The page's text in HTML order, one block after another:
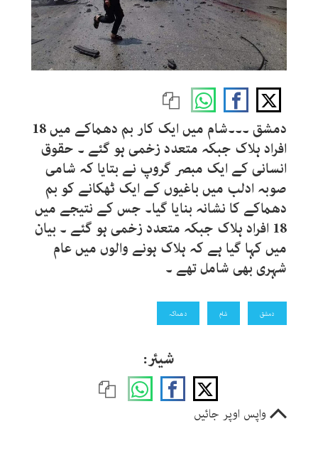
دمشق ۔۔۔شام میں ایک کار بم دھماکے میں 18
افراد ہلاک جبکہ متعدد زخمی ہو گئے ۔ حقوق
انسانی کے ایک مبصر گروپ نے بتایا کہ شامی
صوبہ ادلب میں باغیوں کے ایک ٹھکانے کو بم
دھماکے کا نشانہ بنایا گیا۔ جس کے نتیجے میں
18 افراد ہلاک جبکہ متعدد زخمی ہو گئے ۔ بیان
میں کہا گیا ہے کہ ہلاک ہونے والوں میں عام
شہری بھی شامل تھے ۔
دمشق شام دھماکہ
شیئر:
واپس اوپر جائیں